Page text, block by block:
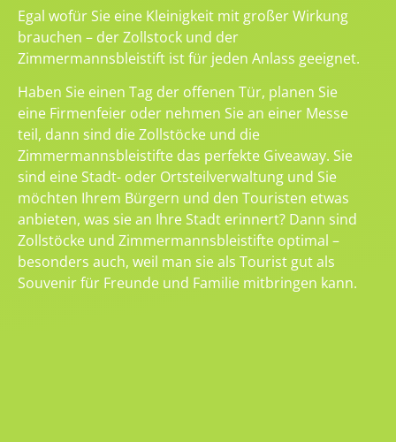
Egal wofür Sie eine Kleinigkeit mit großer Wirkung
brauchen – der Zollstock und der
Zimmermannsbleistift ist für jeden Anlass geeignet.
Haben Sie einen Tag der offenen Tür, planen Sie
eine Firmenfeier oder nehmen Sie an einer Messe
teil, dann sind die Zollstöcke und die
Zimmermannsbleistifte das perfekte Giveaway. Sie
sind eine Stadt- oder Ortsteilverwaltung und Sie
möchten Ihrem Bürgern und den Touristen etwas
anbieten, was sie an Ihre Stadt erinnert? Dann sind
Zollstöcke und Zimmermannsbleistifte optimal –
besonders auch, weil man sie als Tourist gut als
Souvenir für Freunde und Familie mitbringen kann.